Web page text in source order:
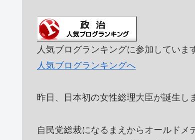
人気ブログランキングに参加していま
人気ブログランキングへ
昨日、日本初の女性総理大臣が誕生し
自民党総裁になるまえからオールドメ